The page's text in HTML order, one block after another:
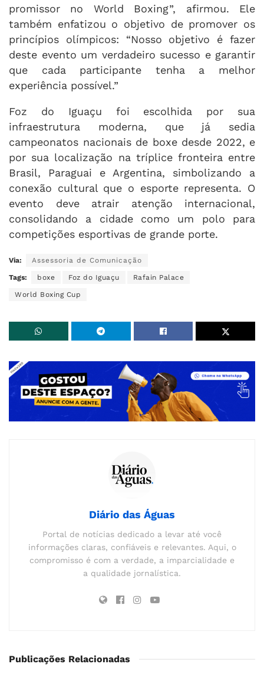
promissor no World Boxing”, afirmou. Ele
também enfatizou o objetivo de promover os
princípios olímpicos: “Nosso objetivo é fazer
deste evento um verdadeiro sucesso e garantir
que cada participante tenha a melhor
experiência possível.”
Foz do Iguaçu foi escolhida por sua
infraestrutura moderna, que já sedia
campeonatos nacionais de boxe desde 2022, e
por sua localização na tríplice fronteira entre
Brasil, Paraguai e Argentina, simbolizando a
conexão cultural que o esporte representa. O
evento deve atrair atenção internacional,
consolidando a cidade como um polo para
competições esportivas de grande porte.
Via: Assessoria de Comunicação
Tags: boxe Foz do Iguaçu Rafain Palace
World Boxing Cup
Diário das Águas
Portal de notícias dedicado a levar até você
informações claras, confiáveis e relevantes. Aqui, o
compromisso é com a verdade, a imparcialidade e
a qualidade jornalística.
Publicações Relacionadas